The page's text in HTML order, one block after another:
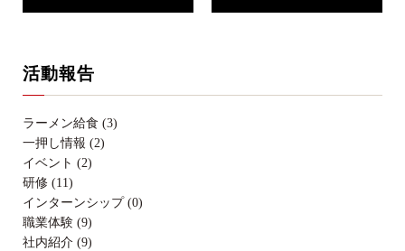
活動報告
ラーメン給食 (3)
一押し情報 (2)
イベント (2)
研修 (11)
インターンシップ (0)
職業体験 (9)
社内紹介 (9)